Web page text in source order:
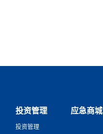
投资管理
投资管理
应急商城